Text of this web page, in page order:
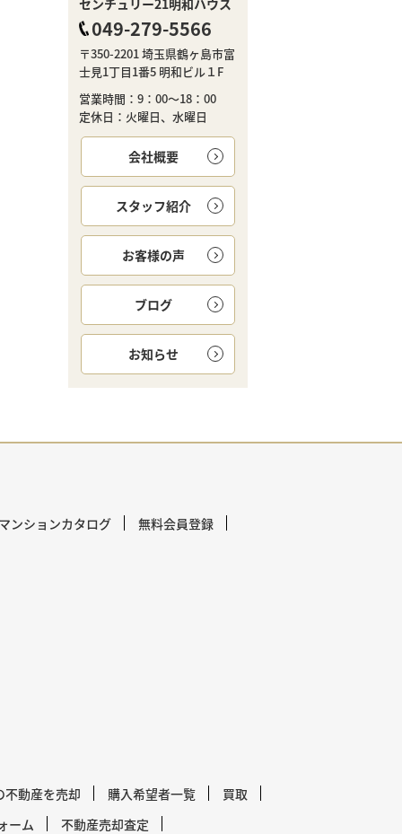
049-279-5566
〒350-2201 埼玉県鶴ヶ島市富
士見1丁目1番5 明和ビル１F
営業時間：9：00～18：00
定休日：火曜日、水曜日
会社概要
スタッフ紹介
お客様の声
ブログ
お知らせ
ンションカタログ 無料会員登録
不動産を売却 購入希望者一覧
買取
ーム
不動産売却査定